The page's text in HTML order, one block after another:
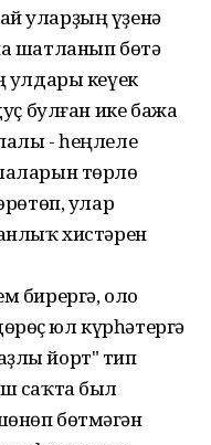
уларҙың үҙенә
шатланып бөтә
улдары кеүек
булған ике бажа
- һеңлеле
төрлө
улар
хистәрен
бирергә, оло
юл күрһәтергә
йорт" тип
саҡта был
бөтмәгән